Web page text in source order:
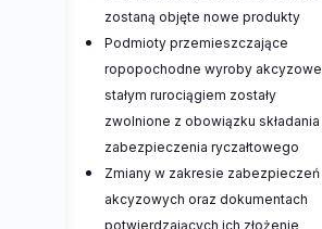
zostaną objęte nowe produkty
Podmioty przemieszczające
ropopochodne wyroby akcyzowe
stałym rurociągiem zostały
zwolnione z obowiązku składania
zabezpieczenia ryczałtowego
Zmiany w zakresie zabezpieczeń
akcyzowych oraz dokumentach
potwierdzających ich złożenie